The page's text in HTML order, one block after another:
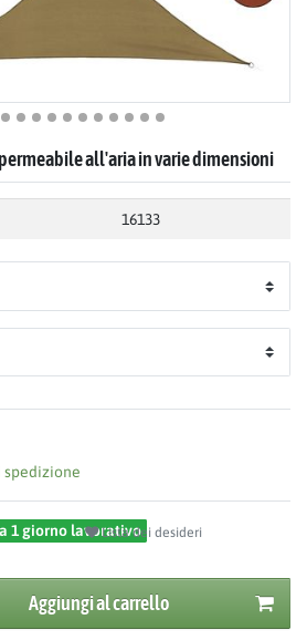
all'aria in varie dimensioni
16133
spedizione
1 giorno lavorativoLista dei desideri
Aggiungi al carrello